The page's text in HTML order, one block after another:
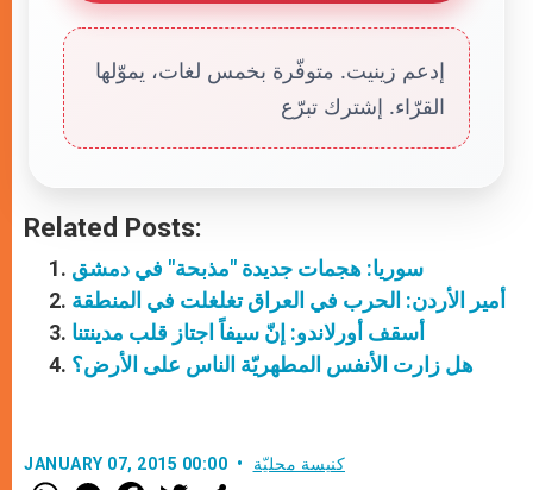
إدعم زينيت. متوفّرة بخمس لغات، يموّلها
القرّاء. إشترك تبرّع
Related Posts:
سوريا: هجمات جديدة "مذبحة" في دمشق
أمير الأردن: الحرب في العراق تغلغلت في المنطقة
أسقف أورلاندو: إنّ سيفاً اجتاز قلب مدينتنا
هل زارت الأنفس المطهريّة الناس على الأرض؟
JANUARY 07, 2015 00:00 كنيسة محليّة